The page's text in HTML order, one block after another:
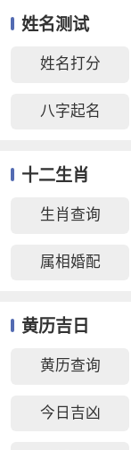
姓名测试
姓名打分
八字起名
十二生肖
生肖查询
属相婚配
黄历吉日
黄历查询
今日吉凶